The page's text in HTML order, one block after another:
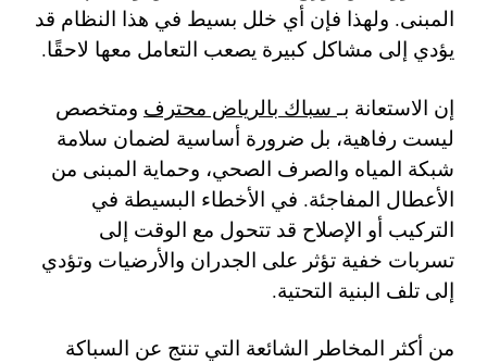
المبنى. ولهذا فإن أي خلل بسيط في هذا النظام قد
يؤدي إلى مشاكل كبيرة يصعب التعامل معها لاحقًا.
إن الاستعانة بـسباك بالرياض محترف ومتخصص
ليست رفاهية، بل ضرورة أساسية لضمان سلامة
شبكة المياه والصرف الصحي، وحماية المبنى من
الأعطال المفاجئة. في الأخطاء البسيطة في
التركيب أو الإصلاح قد تتحول مع الوقت إلى
تسربات خفية تؤثر على الجدران والأرضيات وتؤدي
إلى تلف البنية التحتية.
من أكثر المخاطر الشائعة التي تنتج عن السباكة